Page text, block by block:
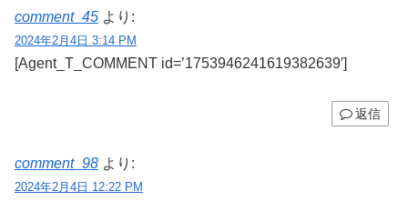
comment_45 より:
2024年2月4日 3:14 PM
[Agent_T_COMMENT id=’1753946241619382639′]
返信
comment_98 より:
2024年2月4日 12:22 PM